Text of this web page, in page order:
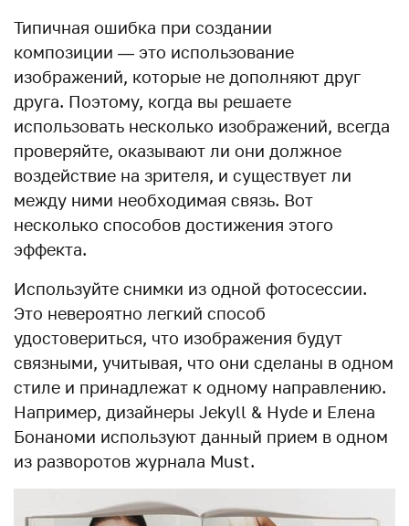
Типичная ошибка при создании
композиции — это использование
изображений, которые не дополняют друг
друга. Поэтому, когда вы решаете
использовать несколько изображений, всегда
проверяйте, оказывают ли они должное
воздействие на зрителя, и существует ли
между ними необходимая связь. Вот
несколько способов достижения этого
эффекта.
Используйте снимки из одной фотосессии.
Это невероятно легкий способ
удостовериться, что изображения будут
связными, учитывая, что они сделаны в одном
стиле и принадлежат к одному направлению.
Например, дизайнеры Jekyll & Hyde и Елена
Бонаноми используют данный прием в одном
из разворотов журнала Must.